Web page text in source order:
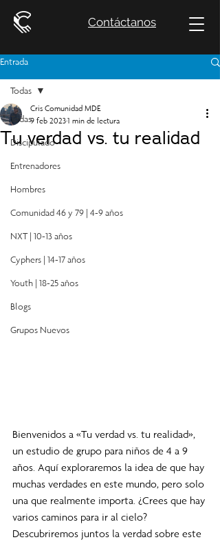
Contáctanos
Entrada
Todas
Discipulado
Entrenadores
Hombres
Comunidad 46 y 79 | 4-9 años
NXT | 10-13 años
Cyphers | 14-17 años
Youth | 18-25 años
Blogs
Grupos Nuevos
Todas
Tu verdad vs. tu realidad
Cris Comunidad MDE
9 feb 20231 min de lectura
Bienvenidos a «Tu verdad vs. tu realidad»,
un estudio de grupo para niños de 4 a 9
años. Aquí exploraremos la idea de que hay
muchas verdades en este mundo, pero solo
una que realmente importa. ¿Crees que hay
varios caminos para ir al cielo?
Descubriremos juntos la verdad sobre este